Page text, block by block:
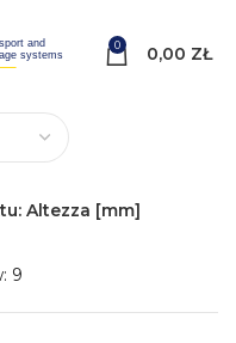
0 0,00 ZŁ
Altezza [mm]
9